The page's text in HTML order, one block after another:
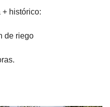
histórico:
de riego